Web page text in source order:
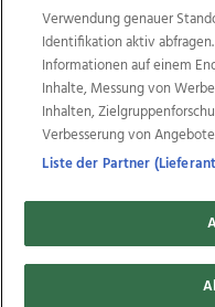
Weitere
TV1 di-mog-i.at
Life Radio
OÖN Karriere
Regionaljobs
Copyrights ©
Verwendung genauer
Identifikation aktiv
Informationen auf einem
Inhalte, Messung von
Inhalten,
Verbesserung von
Liste der Partner